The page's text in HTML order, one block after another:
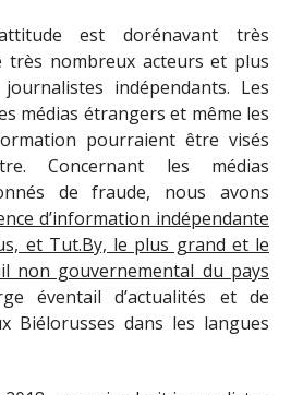
est dorénavant très
très nombreux acteurs et plus
indépendants. Les
médias étrangers et même les
pourraient être visés
Concernant les médias
de fraude, nous avons
d’information indépendante
et Tut.By, le plus grand et le
non gouvernemental du pays
éventail d’actualités et de
Biélorusses dans les langues